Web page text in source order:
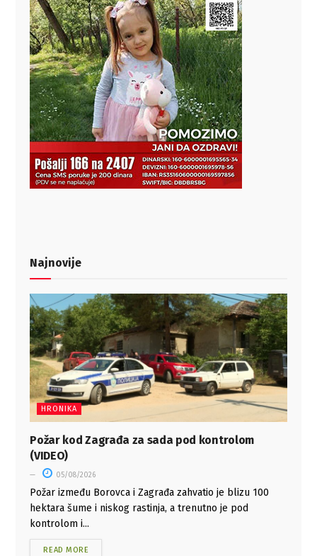
Najnovije
HRONIKA
Požar kod Zagrađa za sada pod kontrolom
(VIDEO)
05/08/2026
Požar između Borovca i Zagrađa zahvatio je blizu 100
hektara šume i niskog rastinja, a trenutno je pod
kontrolom i...
READ MORE